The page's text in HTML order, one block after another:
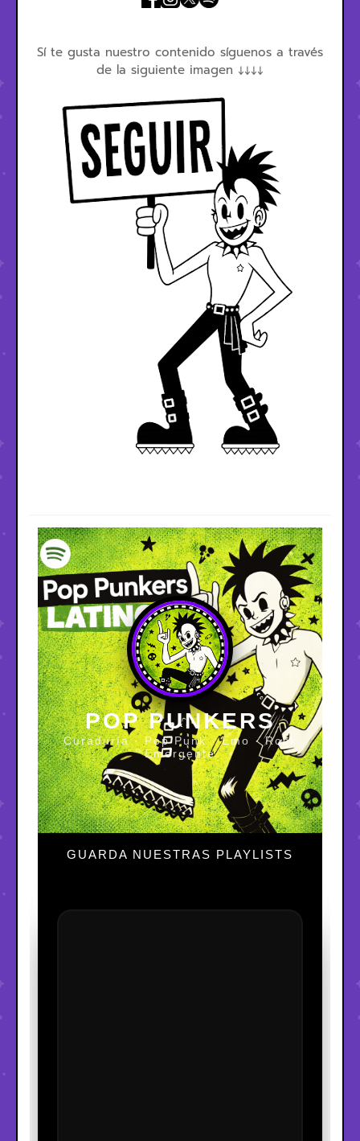
Sí te gusta nuestro contenido síguenos a través
de la siguiente imagen ↓↓↓↓
POP PUNKERS
Curaduría · Pop Punk · Emo · Rock
Emergente
GUARDA NUESTRAS PLAYLISTS